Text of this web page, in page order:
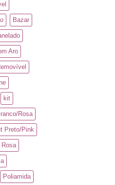
Bazar
Aro
kit
Rosa
Preto/Pink
Rosa
Poliamida